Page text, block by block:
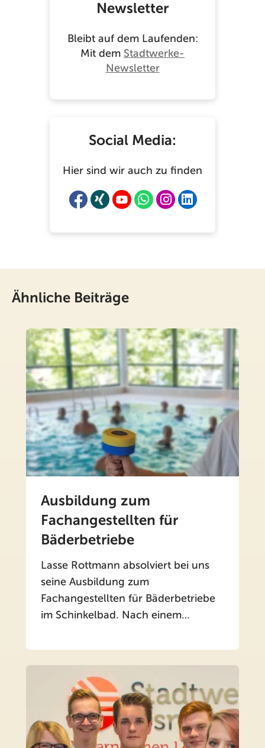
Newsletter
Bleibt auf dem Laufenden:
Mit dem Stadtwerke-
Newsletter
Social Media:
Hier sind wir auch zu finden
Ähnliche Beiträge
Ausbildung zum
Fachangestellten für
Bäderbetriebe
Lasse Rottmann absolviert bei uns
seine Ausbildung zum
Fachangestellten für Bäderbetriebe
im Schinkelbad. Nach einem…